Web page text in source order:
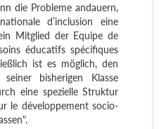
die Probleme andauern,
d’inclusion eine
Mitglied der Equipe de
éducatifs spécifiques
ist es möglich, den
bisherigen Klasse
eine spezielle Struktur
le développement socio-